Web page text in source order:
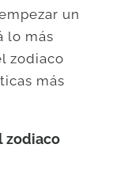
un
lo más
zodiaco
más
zodiaco